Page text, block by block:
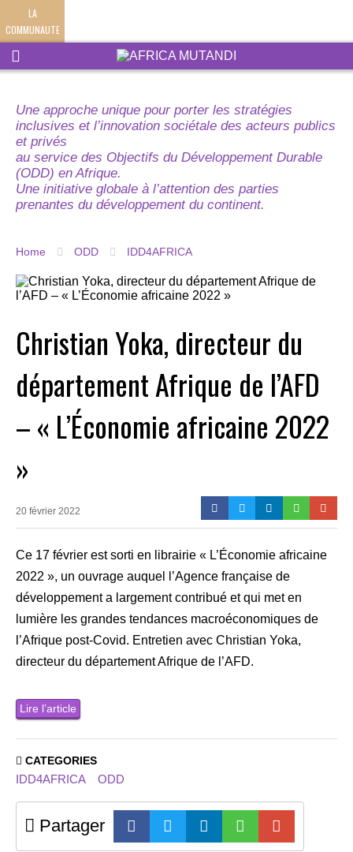
LA
COMMUNAUTE
Une approche unique pour porter les stratégies
inclusives et l’innovation sociétale des acteurs publics
et privés
au service des Objectifs du Développement Durable
(ODD) en Afrique.
Une initiative globale à l’attention des parties
prenantes du développement du continent.
Home ODD IDD4AFRICA
Christian Yoka, directeur du
département Afrique de l’AFD
– « L’Économie africaine 2022
»
20 février 2022
Ce 17 février est sorti en librairie « L’Économie africaine
2022 », un ouvrage auquel l’Agence française de
développement a largement contribué et qui met en
lumière les grandes tendances macroéconomiques de
l’Afrique post-Covid. Entretien avec Christian Yoka,
directeur du département Afrique de l’AFD.
Lire l’article
CATEGORIES
IDD4AFRICA ODD
Partager